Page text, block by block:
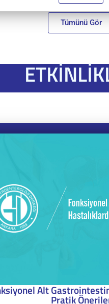
Tümünü Gör
Alt
Pratik